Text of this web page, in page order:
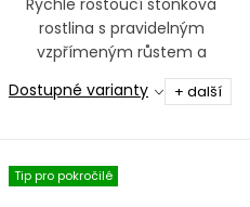
Rychle rostoucí stonková
rostlina s pravidelným
vzpřímeným růstem a
svěžími zelenými až lehce
načervenalými tóny, ideální
Dostupné varianty + další
Tip pro pokročilé